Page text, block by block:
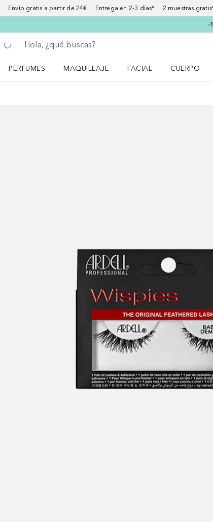
Envío gratis a partir de 24€ Entrega en 2-3 días* 2 muestras
-
Regresar
Ejecutar búsqueda
PERFUMES
MAQUILLAJE
FACIAL
CUERPO